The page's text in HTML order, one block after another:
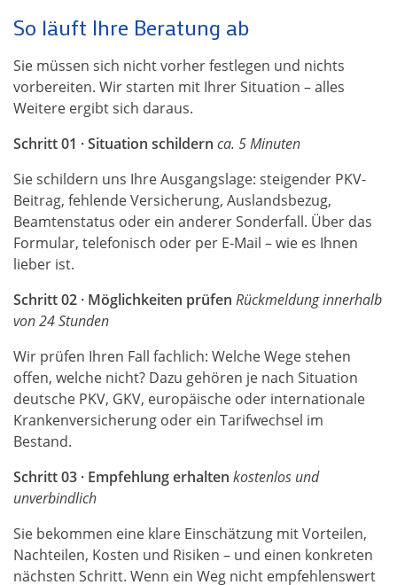
So läuft Ihre Beratung ab
Sie müssen sich nicht vorher festlegen und nichts
vorbereiten. Wir starten mit Ihrer Situation – alles
Weitere ergibt sich daraus.
Schritt 01 · Situation schildern ca. 5 Minuten
Sie schildern uns Ihre Ausgangslage: steigender PKV-
Beitrag, fehlende Versicherung, Auslandsbezug,
Beamtenstatus oder ein anderer Sonderfall. Über das
Formular, telefonisch oder per E-Mail – wie es Ihnen
lieber ist.
Schritt 02 · Möglichkeiten prüfen Rückmeldung innerhalb
von 24 Stunden
Wir prüfen Ihren Fall fachlich: Welche Wege stehen
offen, welche nicht? Dazu gehören je nach Situation
deutsche PKV, GKV, europäische oder internationale
Krankenversicherung oder ein Tarifwechsel im
Bestand.
Schritt 03 · Empfehlung erhalten kostenlos und
unverbindlich
Sie bekommen eine klare Einschätzung mit Vorteilen,
Nachteilen, Kosten und Risiken – und einen konkreten
nächsten Schritt. Wenn ein Weg nicht empfehlenswert